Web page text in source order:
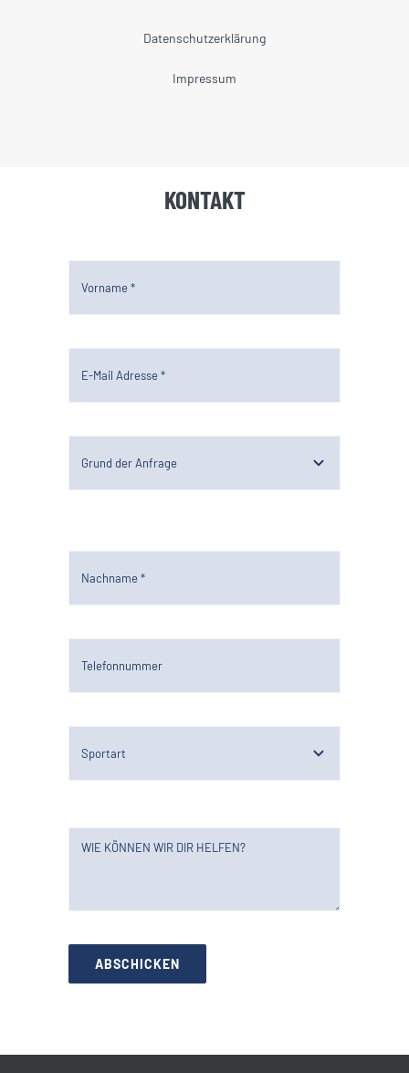
Datenschutzerklärung
Impressum
KONTAKT
ABSCHICKEN